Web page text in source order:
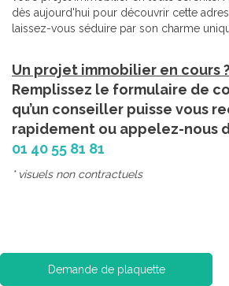
dès aujourd'hui pour découvrir cette
laissez-vous séduire par son charme
Un projet immobilier en cours ?
Remplissez le formulaire de
qu’un conseiller puisse vous
rapidement ou appelez-nous
01 40 55 81 81
* visuels non contractuels
Demande de plaquette